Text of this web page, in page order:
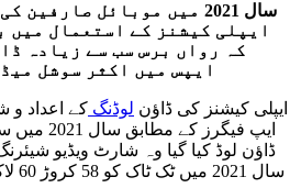
سال 2021 میں موبائل
ایپلی کیشنز کے استعمال میں
کہ رواں برس سب سے زیادہ
ایپس میں اکثر سوشل
ایپلی کیشنز کی ڈاؤن لوڈنگ کے اعداد و
ایپ
ڈاؤن لوڈ کیا گیا وہ شارٹ ویڈیو